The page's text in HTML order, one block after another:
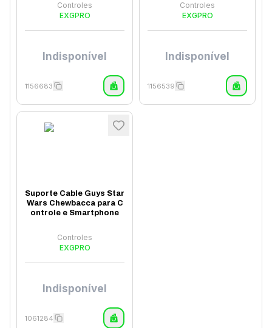
Controles
EXGPRO
Indisponível
1156683
Controles
EXGPRO
Indisponível
1156539
Suporte Cable Guys Star
Wars Chewbacca para C
ontrole e Smartphone
Controles
EXGPRO
Indisponível
1061284